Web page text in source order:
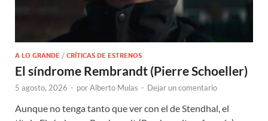
A LO GRANDE / CRÍTICAS DE ESTRENOS
El síndrome Rembrandt (Pierre Schoeller)
5 agosto, 2026 - porAlberto Mulas - Dejar un comentario
Aunque no tenga tanto que ver con el de Stendhal, el